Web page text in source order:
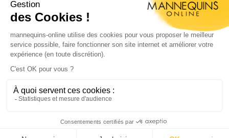
Sublimez Vos Boutiques, Vitrines Et
Les mannequins sont idéales pour les magasins de détail, en
étalages de magasin ou décoration de vitrine. Ils ont
d'afficher leurs produits ou prendre des photos.
mannequin de vitrine